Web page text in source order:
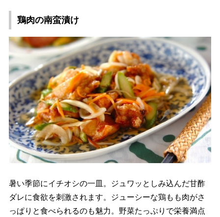
鶏肉の南蛮漬け
暑い季節にイチオシの一皿。ジュワッとしみ込んだ甘酢
ダレに食欲を刺激されます。ジューシーな鶏もも肉がさ
っぱりと食べられるのも魅力。野菜たっぷりで栄養満点